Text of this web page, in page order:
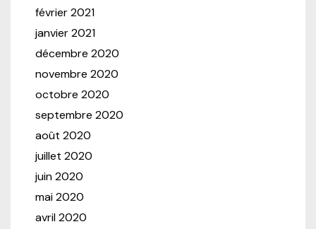
février 2021
janvier 2021
décembre 2020
novembre 2020
octobre 2020
septembre 2020
août 2020
juillet 2020
juin 2020
mai 2020
avril 2020